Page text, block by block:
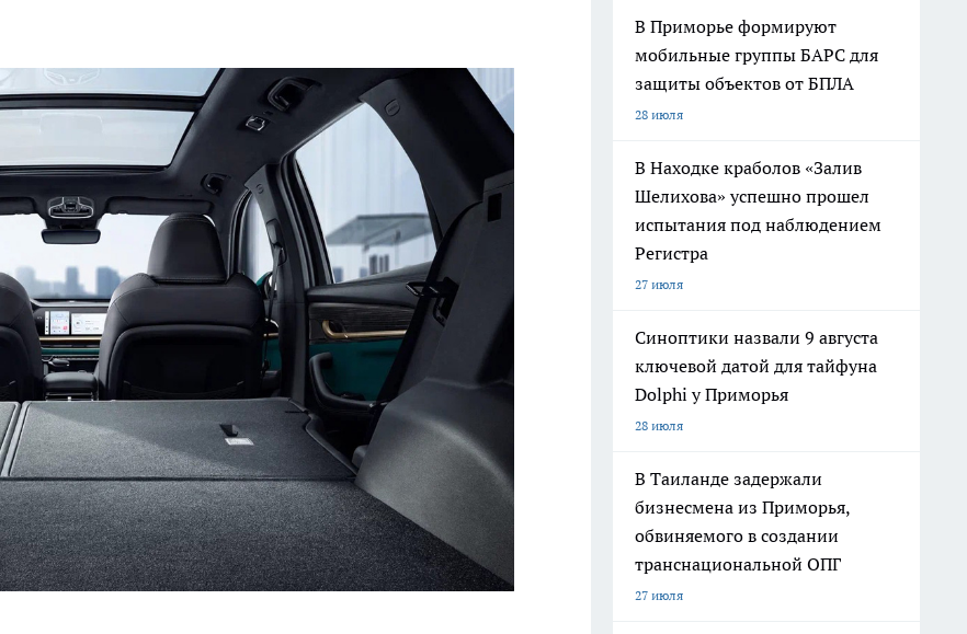
В Приморье формируют
мобильные группы БАРС для
защиты объектов от БПЛА
28 июля
В Находке краболов «Залив
Шелихова» успешно прошел
испытания под наблюдением
Регистра
27 июля
Синоптики назвали 9 августа
ключевой датой для тайфуна
Dolphi у Приморья
28 июля
В Таиланде задержали
бизнесмена из Приморья,
обвиняемого в создании
транснациональной ОПГ
27 июля